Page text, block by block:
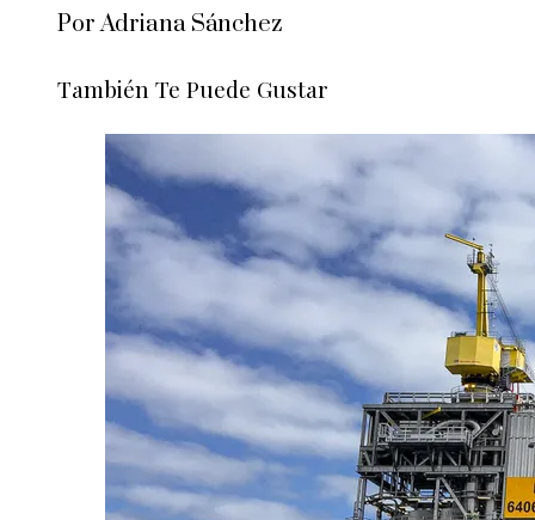
Por Adriana Sánchez
También Te Puede Gustar